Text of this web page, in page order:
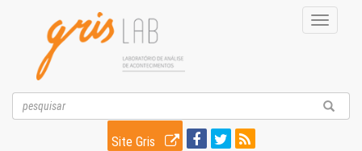
Toggle
Site Gris